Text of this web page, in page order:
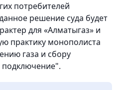
потребителей
решение суда будет
для «Алматыгаз» и
практику монополиста
газа и сбору